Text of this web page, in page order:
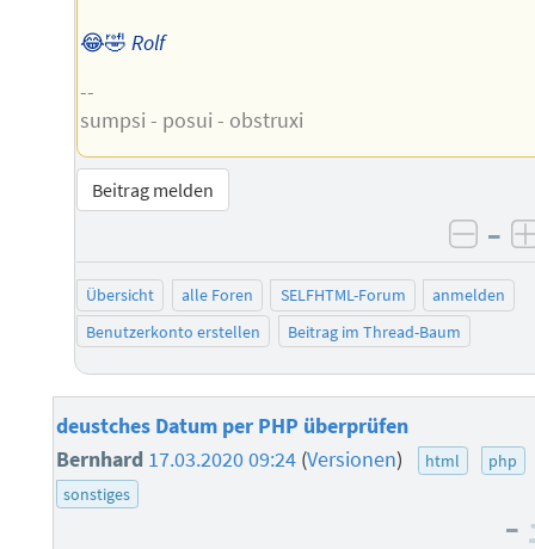
😂🤣Rolf
--
sumpsi - posui - obstruxi
Beitrag melden
–
Übersicht alle Foren SELFHTML-Forum
anmelden
Benutzerkonto erstellen
Beitrag im Thread-Baum
deustches Datum per PHP überprüfen
Bernhard 17.03.2020 09:24 (Versionen) html
php
sonstiges
–